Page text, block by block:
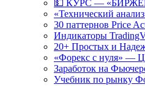
💵 КУРС —
«Технический
30 паттернов Price
Индикаторы
20+ Простых и
«Форекс с нуля» —
Заработок на
Учебник по рынку